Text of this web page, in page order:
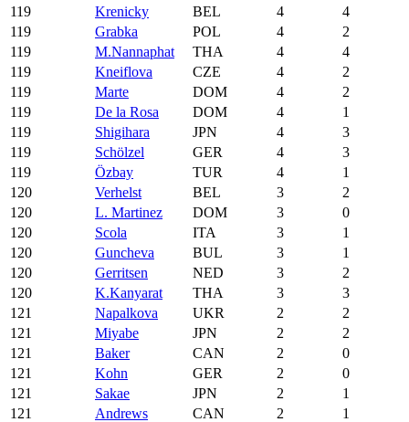
119
Krenicky BEL 4
4
119
Grabka POL 4
2
119
M.Nannaphat THA 4
4
119
Kneiflova CZE 4
2
119
Marte DOM 4
2
119
De la Rosa DOM 4
1
119
Shigihara JPN 4
3
119
Schölzel GER 4
3
119
Özbay TUR 4
1
120
Verhelst BEL 3
2
120
L. Martinez DOM 3
0
120
Scola ITA 3
1
120
Guncheva BUL 3
1
120
Gerritsen NED 3
2
120
K.Kanyarat THA 3
3
121
Napalkova UKR 2
2
121
Miyabe JPN 2
2
121
Baker CAN 2
0
121
Kohn GER 2
0
121
Sakae JPN 2
1
121
Andrews CAN 2
1